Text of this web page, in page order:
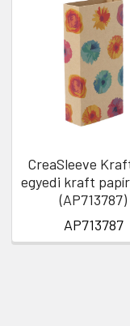
CreaSleeve
egyedi kraft
(AP713787)
AP713787